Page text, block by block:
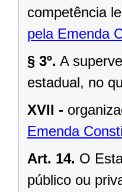
competência
pela Emenda
§ 3º. A
estadual, no
XVII -
Emenda
Art. 14. O
público ou